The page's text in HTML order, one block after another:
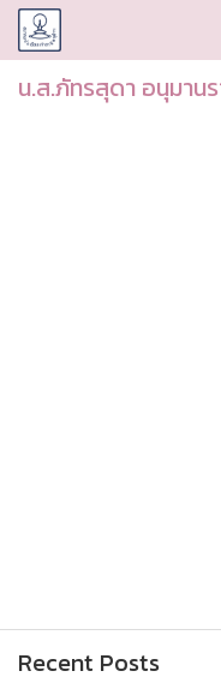
CUDAA
น.ส.ภัทรสุดา อนุมาน
Recent Posts